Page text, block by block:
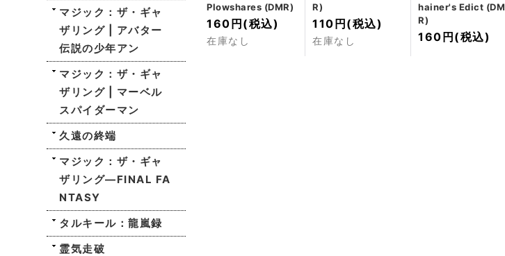
マジック：ザ・ギャ
ザリング | アバター
伝説の少年アン
マジック：ザ・ギャ
ザリング | マーベル
スパイダーマン
久遠の終端
マジック：ザ・ギャ
ザリング—FINAL FA
NTASY
タルキール：龍嵐録
霊気走破
Plowshares (DMR)
160円 (税込)
在庫なし
R)
110円 (税込)
在庫なし
hainer's Edict (DM
R)
160円 (税込)